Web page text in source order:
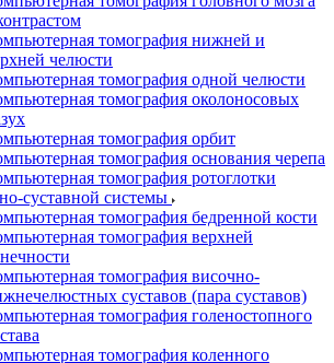
томография нижней и
челюсти
томография одной челюсти
томография околоносовых
томография орбит
томография основания черепа
томография ротоглотки
суставной системы
томография бедренной кости
томография верхней
томография височно-
суставов (пара суставов)
томография голеностопного
томография коленного